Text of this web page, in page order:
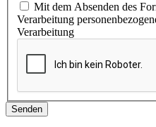
Mit dem Absenden des
Verarbeitung
Verarbeitung
Senden